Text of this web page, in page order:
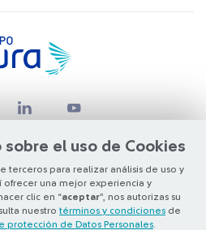
el uso de Cookies
terceros para realizar análisis de uso y
una mejor experiencia y
clic en “aceptar”, nos autorizas su
nuestro términos y condiciones de
protección de Datos Personales
Grupo SURA 2026